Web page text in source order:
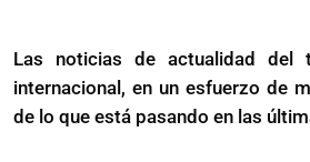
Las noticias de actualidad del
internacional, en un esfuerzo de
de lo que está pasando en las